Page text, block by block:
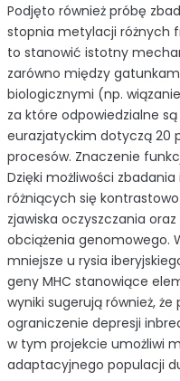
Podjęto również próbę
stopnia metylacji różnych
to stanowić istotny
zarówno między
biologicznymi (np.
za które odpowiedzialne
eurazjatyckim dotyczą 20
procesów. Znaczenie
Dzięki możliwości
różniących się
zjawiska oczyszczania
obciążenia genomowego.
mniejsze u rysia
geny MHC stanowiące
wyniki sugerują również,
ograniczenie depresji
w tym projekcie umożliwi
adaptacyjnego populacji